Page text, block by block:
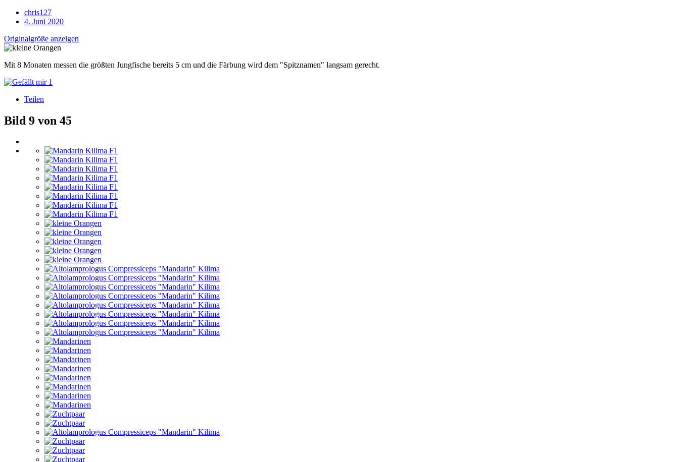
chris127
4. Juni 2020
Originalgröße anzeigen
Mit 8 Monaten messen die größten Jungfische bereits 5 cm und die Färbung wird dem "Spitznamen" langsam gerecht.
1
Teilen
Bild 9 von 45